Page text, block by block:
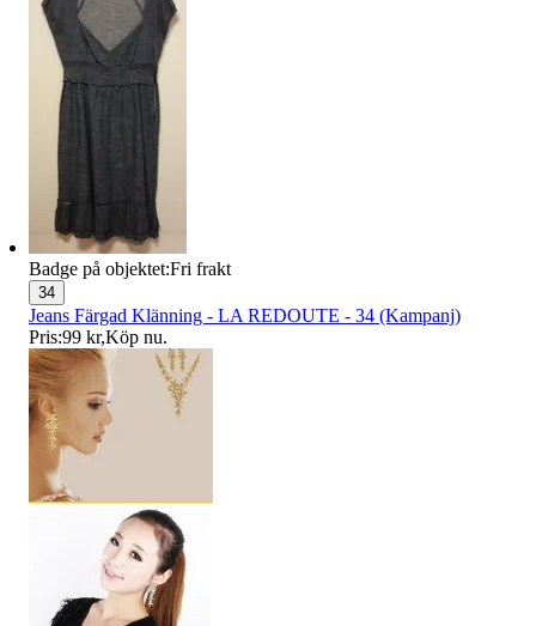
Badge på objektet:Fri frakt
34
Jeans Färgad Klänning - LA REDOUTE - 34 (Kampanj)
Pris:99 kr,Köp nu.